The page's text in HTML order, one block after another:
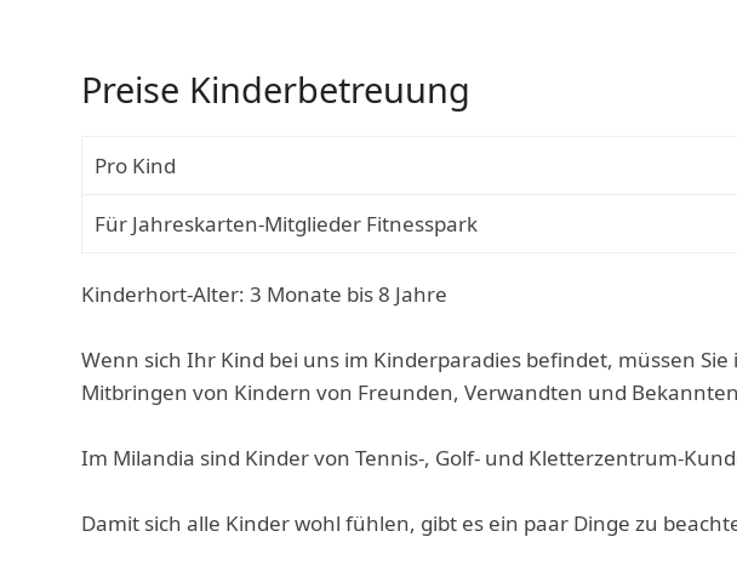
Preise Kinderbetreuung
Pro Kind
Für Jahreskarten-Mitglieder Fitnesspark
Kinderhort-Alter: 3 Monate bis 8 Jahre
Wenn sich Ihr Kind bei uns im Kinderparadies befindet, müssen
Mitbringen von Kindern von Freunden, Verwandten und
Im Milandia sind Kinder von Tennis-, Golf- und Kletterzentrum-
Damit sich alle Kinder wohl fühlen, gibt es ein paar Dinge zu